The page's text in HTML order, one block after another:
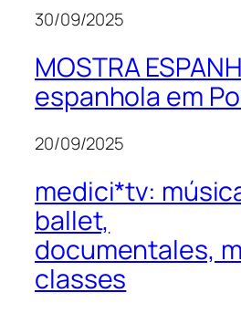
30/09/2025
MOSTRA
espanhola em
20/09/2025
medici*tv:
ballet,
documentales,
classes